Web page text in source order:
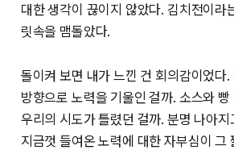
대한 생각이 끊이지 않았다. 김치전이라
릿속을 맴돌았다.
돌이켜 보면 내가 느낀 건 회의감이었다.
방향으로 노력을 기울인 걸까. 소스와
우리의 시도가 틀렸던 걸까. 분명 나아
지금껏 들여온 노력에 대한 자부심이 그